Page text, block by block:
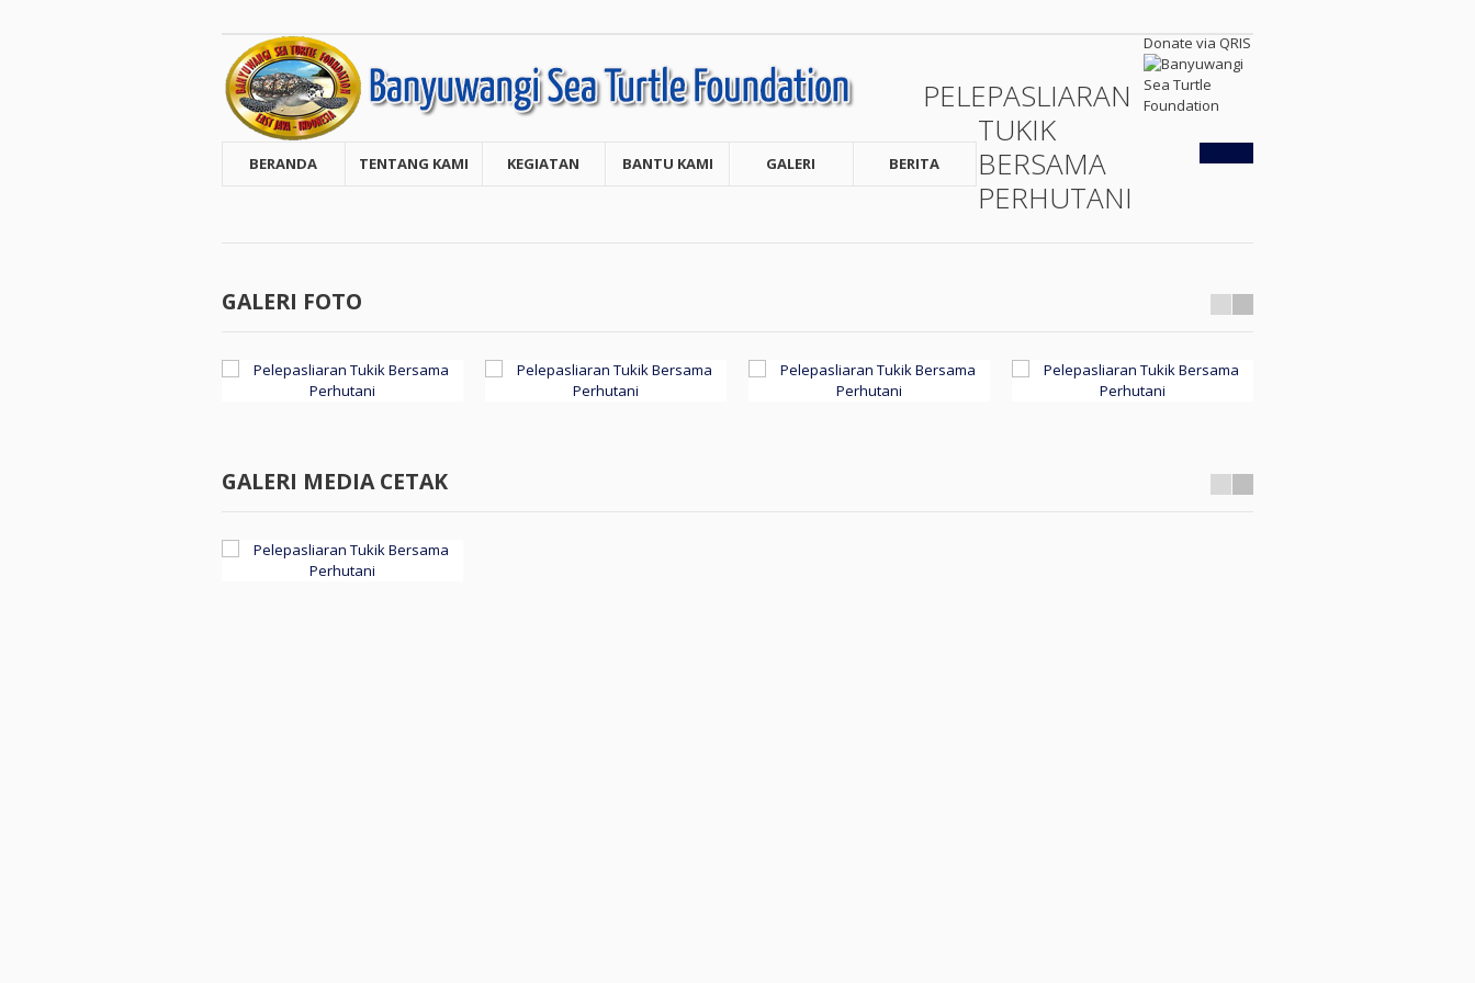
Donate via QRIS
BERANDA TENTANG KAMI KEGIATAN BANTU KAMI GALERI BERITA
PELEPASLIARAN
TUKIK
BERSAMA
PERHUTANI
GALERI FOTO
GALERI MEDIA CETAK